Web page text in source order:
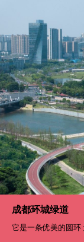
成都环城绿道
它是一条优美的圆环